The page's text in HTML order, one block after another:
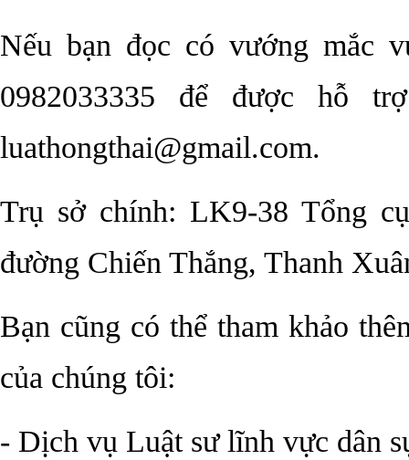
Nếu bạn đọc có vướng mắc
0982033335 để được hỗ
luathongthai@gmail.com.
Trụ sở chính: LK9-38 Tổng
đường Chiến Thắng, Thanh
Bạn cũng có thể tham khảo
của chúng tôi:
- Dịch vụ Luật sư lĩnh vực dân